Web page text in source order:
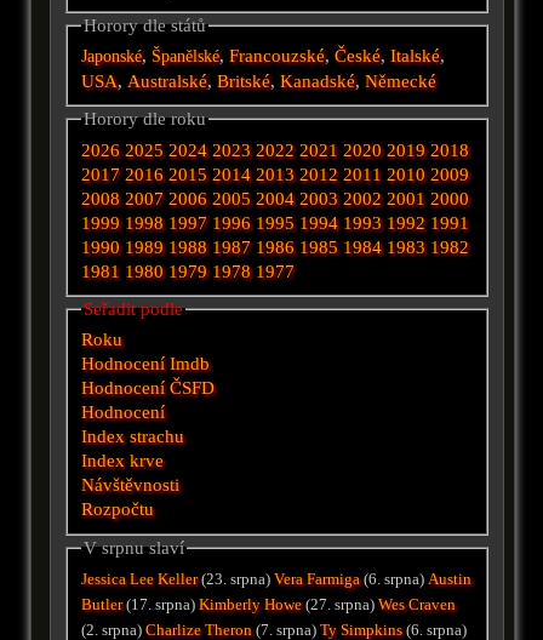
Horory dle států
Japonské, Španělské,Francouzské,České,Italské,
USA, Australské,Britské,Kanadské,Německé
Horory dle roku
2026 2025 2024 2023 2022 2021 2020 2019 2018
2017 2016 2015 2014 2013 2012 2011 2010 2009
2008 2007 2006 2005 2004 2003 2002 2001 2000
1999 1998 1997 1996 1995 1994 1993 1992 1991
1990 1989 1988 1987 1986 1985 1984 1983 1982
1981 1980 1979 1978 1977
Seřadit podle
Roku
Hodnocení Imdb
Hodnocení ČSFD
Hodnocení
Index strachu
Index krve
Návštěvnosti
Rozpočtu
V srpnu slaví
Jessica Lee Keller(23. srpna)Vera Farmiga(6. srpna)Austin
Butler(17. srpna)Kimberly Howe(27. srpna)Wes Craven
(2. srpna)Charlize Theron(7. srpna)Ty Simpkins(6. srpna)